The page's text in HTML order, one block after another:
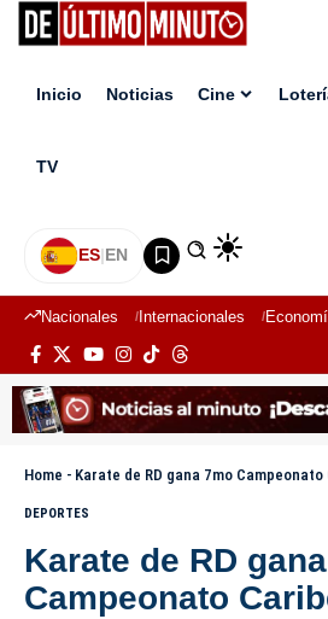
Inicio Noticias Cine
TV
ES|EN
Nacionales Internacionales
Home - Karate de RD gana 7mo
DEPORTES
Karate de RD
Campeonato